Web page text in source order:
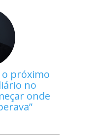
o próximo
no
onde